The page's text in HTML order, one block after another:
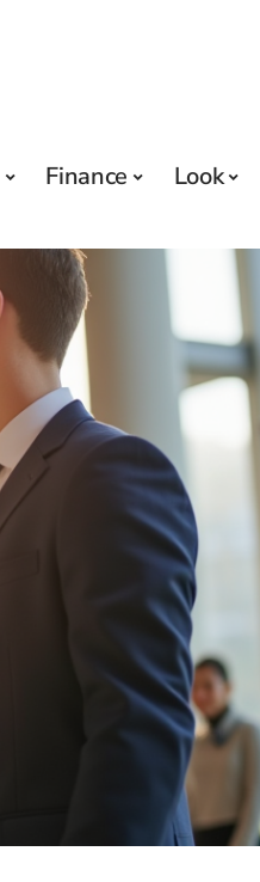
Finance Look